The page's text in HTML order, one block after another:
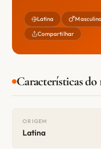
Latina
Compartilhar
Características do
ORIGEM
Latina